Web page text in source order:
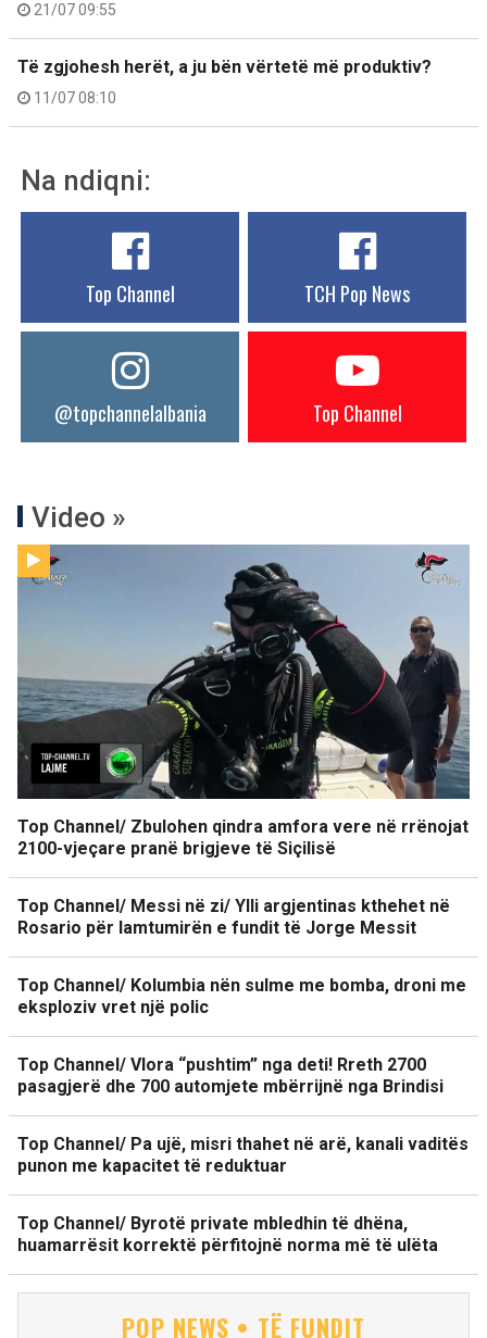
21/07 09:55
Të zgjohesh herët, a ju bën vërtetë më produktiv?
11/07 08:10
Na ndiqni:
Top Channel TCH Pop News
@topchannelalbania Top Channel
Video »
Top Channel/ Zbulohen qindra amfora vere në rrënojat
2100-vjeçare pranë brigjeve të Siçilisë
Top Channel/ Messi në zi/ Ylli argjentinas kthehet në
Rosario për lamtumirën e fundit të Jorge Messit
Top Channel/ Kolumbia nën sulme me bomba, droni me
eksploziv vret një polic
Top Channel/ Vlora “pushtim” nga deti! Rreth 2700
pasagjerë dhe 700 automjete mbërrijnë nga Brindisi
Top Channel/ Pa ujë, misri thahet në arë, kanali vaditës
punon me kapacitet të reduktuar
Top Channel/ Byrotë private mbledhin të dhëna,
huamarrësit korrektë përfitojnë norma më të ulëta
POP NEWS • TË FUNDIT